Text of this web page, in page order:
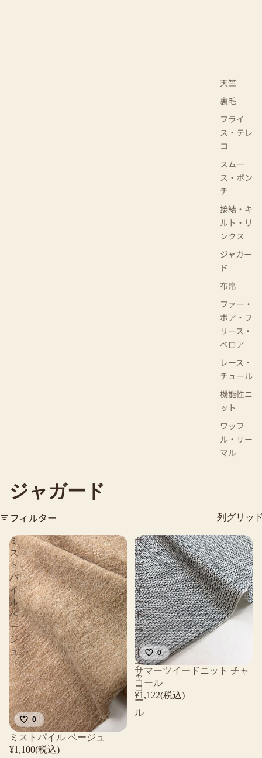
天竺
裏毛
フライ
ス・テレ
コ
スムー
ス・ポン
チ
接結・キ
ルト・リ
ンクス
ジャガー
ド
布帛
ファー・
ボア・フ
リース・
ベロア
レース・
チュール
機能性ニ
ット
ワッフ
ル・サー
マル
ジャガード
フィルター 列グリッ
ミ
ス
ト
パ
イ
ル
ベ
ー
ジ
ュ
0
ミストパイル ベージュ
¥1,100(税込)
サ
マ
ー
ツ
イ
ー
ド
ニ
ッ
ト
チ
ャ
コ
ー
ル
0
サマーツイードニット チャ
コール
¥1,122(税込)